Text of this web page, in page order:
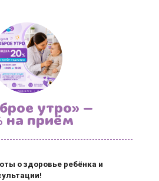
утро» —
на приём
о здоровье ребёнка и